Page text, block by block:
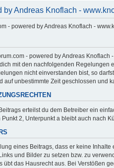
by Andreas Knoflach -
- powered by Andreas Knoflach -
- powered by Andreas
mit den nachfolgenden Regelungen
nicht einverstanden bist, so
auf unbestimmte Zeit geschlossen
erteilst du dem Betreiber ein
2, Unterpunkt a bleibt auch nach
eines Beitrags, dass er keine
und Bilder zu setzen bzw. zu
übt das Hausrecht aus. Bei Verstößen